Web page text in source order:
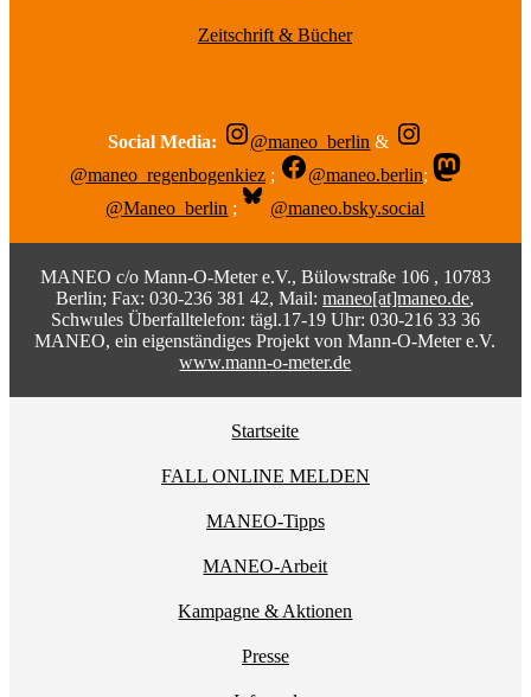
Zeitschrift & Bücher
Social Media: @maneo_berlin &
@maneo_regenbogenkiez ; @maneo.berlin;
@Maneo_berlin ; @maneo.bsky.social
MANEO c/o Mann-O-Meter e.V., Bülowstraße 106 , 10783
Berlin; Fax: 030-236 381 42, Mail:maneo[at]maneo.de,
Schwules Überfalltelefon: tägl.17-19 Uhr: 030-216 33 36
MANEO, ein eigenständiges Projekt von Mann-O-Meter e.V.
www.mann-o-meter.de
Startseite
FALL ONLINE MELDEN
MANEO-Tipps
MANEO-Arbeit
Kampagne & Aktionen
Presse